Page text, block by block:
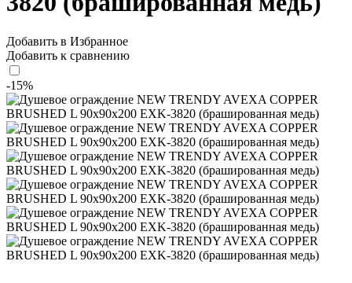
Добавить в Избранное
Добавить к сравнению
-15%